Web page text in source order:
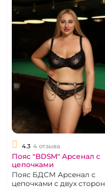
4.3 4 отзыва
Пояс "BDSM" Арсенал с
цепочками
Пояс БДСМ Арсенал с
цепочками с двух сторон